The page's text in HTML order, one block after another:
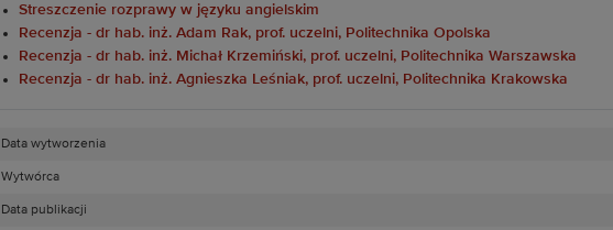
Streszczenie rozprawy w języku angielskim
Recenzja - dr hab. inż. Adam Rak, prof. uczelni, Politechnika Opolska
Recenzja - dr hab. inż. Michał Krzemiński, prof. uczelni, Politechnika Warszawska
Recenzja - dr hab. inż. Agnieszka Leśniak, prof. uczelni, Politechnika Krakowska
Data wytworzenia
Wytwórca
Data publikacji